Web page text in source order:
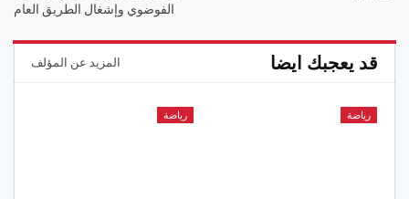
الفوضوي وإشغال الطريق العام
قد يعجبك ايضا المزيد عن المؤلف
رياضة رياضة